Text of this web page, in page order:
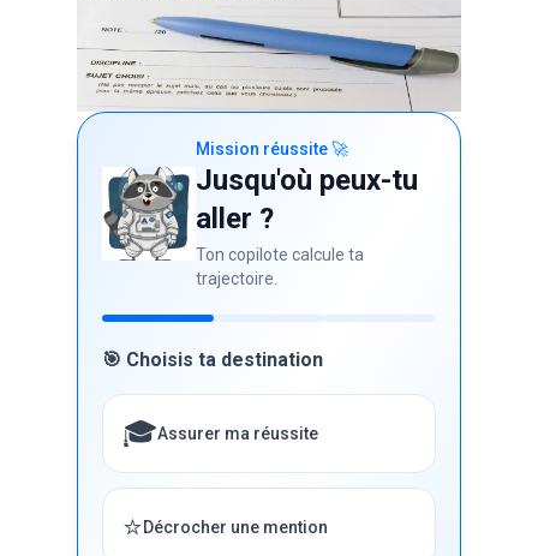
Mission réussite 🚀
Jusqu'où peux-tu
aller ?
Ton copilote calcule ta
trajectoire.
🎯 Choisis ta destination
🎓Assurer ma réussite
⭐Décrocher une mention